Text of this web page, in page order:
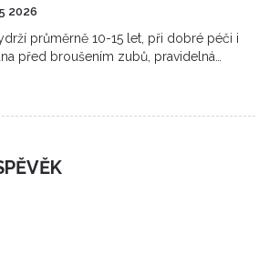
2026
průměrně 10-15 let, při dobré péči i
před broušením zubů, pravidelná